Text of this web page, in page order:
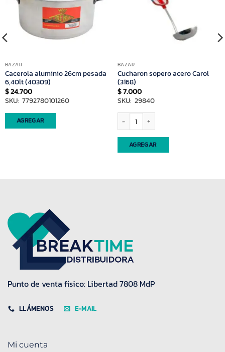
BAZAR
Cacerola aluminio 26cm pesada
6,40lt (40309)
$24.700
SKU: 7792780101260
AGREGAR
BAZAR
Cucharon sopero acero Carol
(3168)
$7.000
SKU: 29840
AGREGAR
Punto de venta físico: Libertad 7808 MdP
LLÁMENOS E-MAIL
Mi cuenta